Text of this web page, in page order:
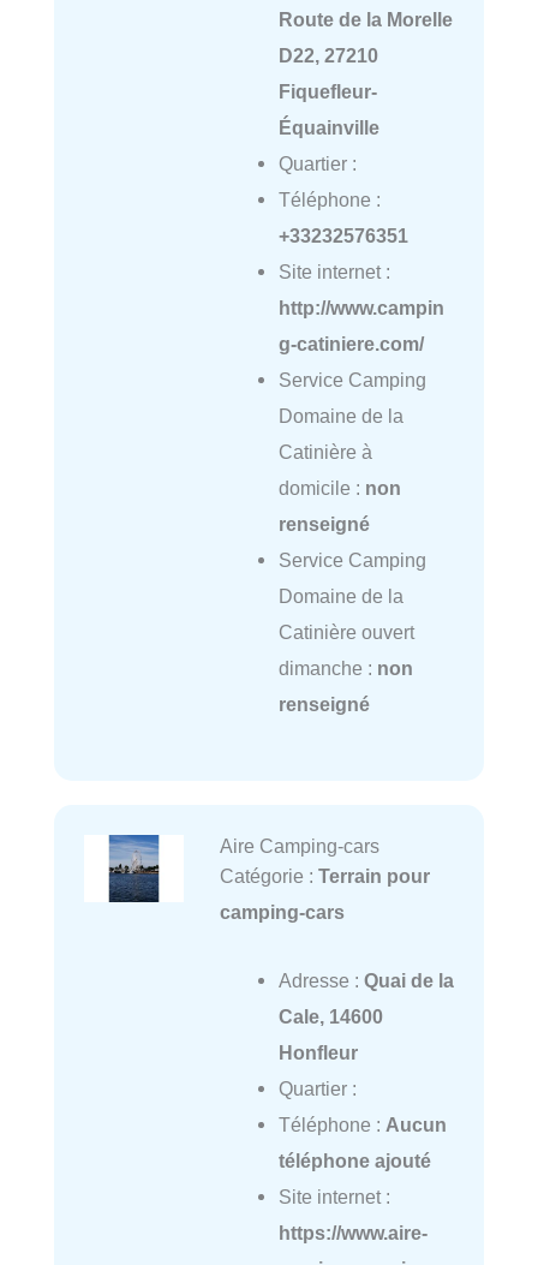
Route de la Morelle
D22, 27210
Fiquefleur-
Équainville
Quartier :
Téléphone :
+33232576351
Site internet :
http://www.campin
g-catiniere.com/
Service Camping
Domaine de la
Catinière à
domicile : non
renseigné
Service Camping
Domaine de la
Catinière ouvert
dimanche : non
renseigné
Aire Camping-cars
Catégorie : Terrain pour
camping-cars
Adresse : Quai de la
Cale, 14600
Honfleur
Quartier :
Téléphone : Aucun
téléphone ajouté
Site internet :
https://www.aire-